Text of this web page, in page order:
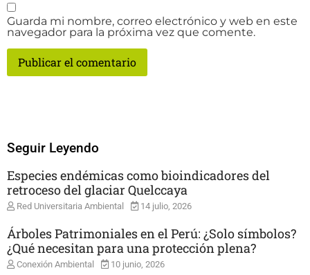
Guarda mi nombre, correo electrónico y web en este
navegador para la próxima vez que comente.
Seguir Leyendo
Especies endémicas como bioindicadores del
retroceso del glaciar Quelccaya
Red Universitaria Ambiental 14 julio, 2026
Árboles Patrimoniales en el Perú: ¿Solo símbolos?
¿Qué necesitan para una protección plena?
Conexión Ambiental 10 junio, 2026